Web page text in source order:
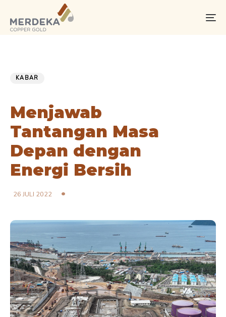
links
primary
KABAR
Menjawab
Tantangan Masa
Depan dengan
Energi Bersih
26 JULI 2022